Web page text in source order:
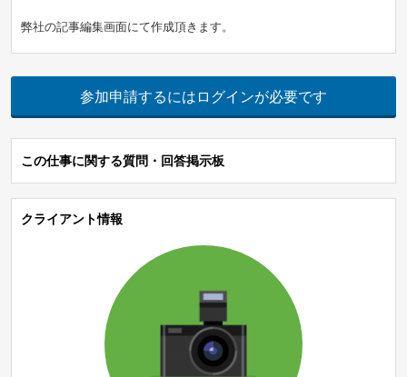
弊社の記事編集画面にて作成頂きます。
参加申請するにはログインが必要です
この仕事に関する質問・回答掲示板
クライアント情報